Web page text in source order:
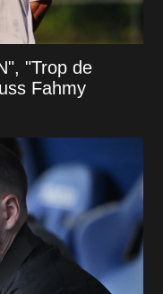
"Trop de
Fahmy